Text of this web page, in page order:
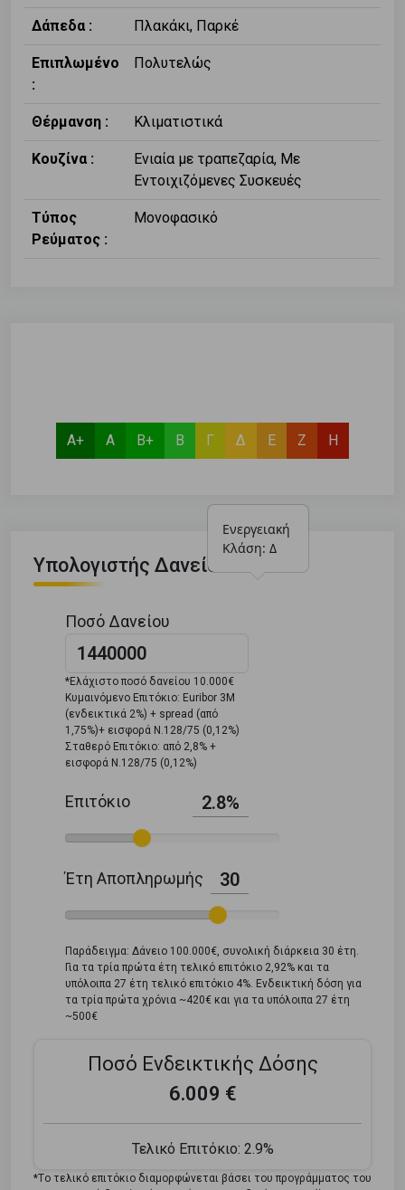
Δάπεδα : Πλακάκι, Παρκέ
Επιπλωμένο
:
Πολυτελώς
Θέρμανση : Κλιματιστικά
Κουζίνα :
Ενιαία με τραπεζαρία, Με
Εντοιχιζόμενες Συσκευές
Τύπος
Ρεύματος :
Μονοφασικό
Α+ Α Β+ Β Γ Δ
Ενεργειακή
Κλάση: Δ
Ε Ζ Η
Υπολογιστής Δανείου
Ποσό Δανείου
*Ελάχιστο ποσό δανείου 10.000€
Κυμαινόμενο Επιτόκιο: Euribor 3M
(ενδεικτικά 2%) + spread (από
1,75%)+ εισφορά Ν.128/75 (0,12%)
Σταθερό Επιτόκιο: από 2,8% +
εισφορά Ν.128/75 (0,12%)
Επιτόκιο 2.8%
Έτη Αποπληρωμής 30
Παράδειγμα: Δάνειο 100.000€, συνολική διάρκεια 30 έτη.
Για τα τρία πρώτα έτη τελικό επιτόκιο 2,92% και τα
υπόλοιπα 27 έτη τελικό επιτόκιο 4%. Ενδεικτική δόση για
τα τρία πρώτα χρόνια ~420€ και για τα υπόλοιπα 27 έτη
~500€
Ποσό Ενδεικτικής Δόσης
6.009 €
Τελικό Επιτόκιο: 2.9%
*Tο τελικό επιτόκιο διαμορφώνεται βάσει του προγράμματος του